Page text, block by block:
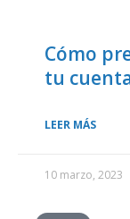
Cómo
tu
LEER MÁS
10 marzo, 2023